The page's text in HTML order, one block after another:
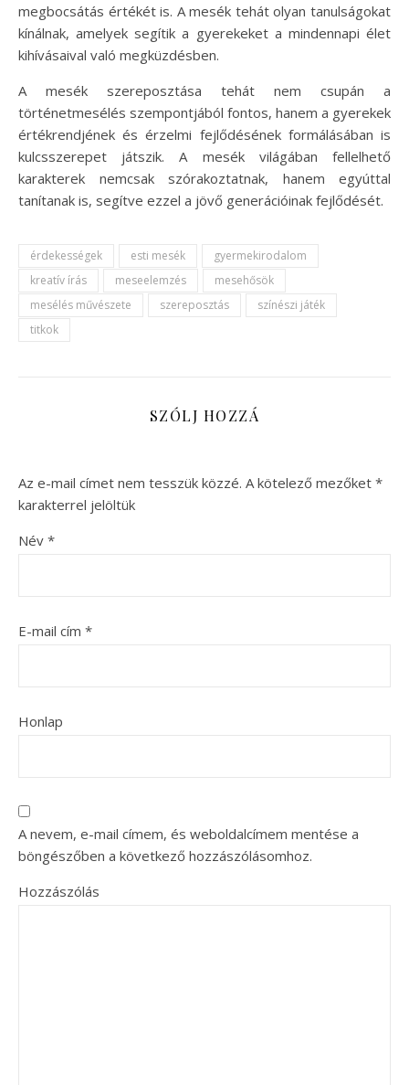
megbocsátás értékét is. A mesék tehát olyan tanulságokat
kínálnak, amelyek segítik a gyerekeket a mindennapi élet
kihívásaival való megküzdésben.
A mesék szereposztása tehát nem csupán a
történetmesélés szempontjából fontos, hanem a gyerekek
értékrendjének és érzelmi fejlődésének formálásában is
kulcsszerepet játszik. A mesék világában fellelhető
karakterek nemcsak szórakoztatnak, hanem egyúttal
tanítanak is, segítve ezzel a jövő generációinak fejlődését.
érdekességek esti mesék
gyermekirodalom
kreatív írás
meseelemzés
mesehősök
mesélés művészete
szereposztás
színészi játék
titkok
SZÓLJ HOZZÁ
Az e-mail címet nem tesszük közzé. A kötelező mezőket *
karakterrel jelöltük
Név *
E-mail cím *
Honlap
A nevem, e-mail címem, és weboldalcímem mentése a
böngészőben a következő hozzászólásomhoz.
Hozzászólás